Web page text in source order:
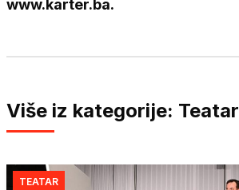
www.karter.ba.
Više iz kategorije: Teatar
TEATAR